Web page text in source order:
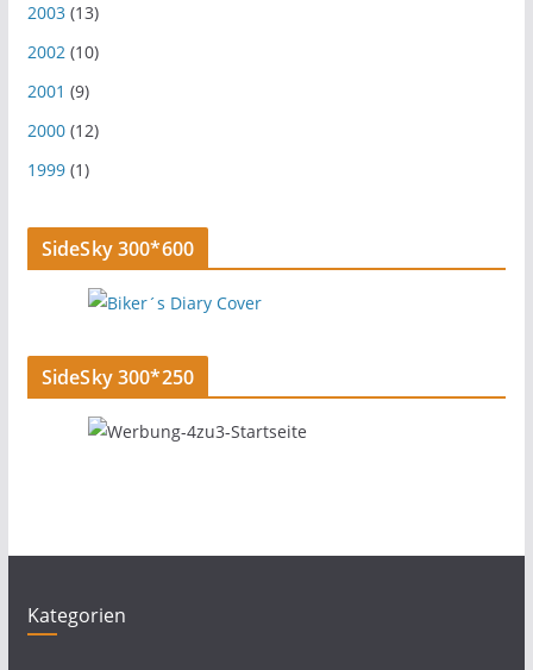
2003(13)
2002(10)
2001 (9)
2000(12)
1999(1)
SideSky 300*600
SideSky 300*250
Kategorien